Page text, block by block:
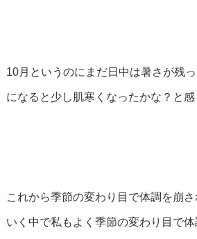
10月というのにまだ日中は暑さが残
になると少し肌寒くなったかな？と感
これから季節の変わり目で体調を崩
いく中で私もよく季節の変わり目で